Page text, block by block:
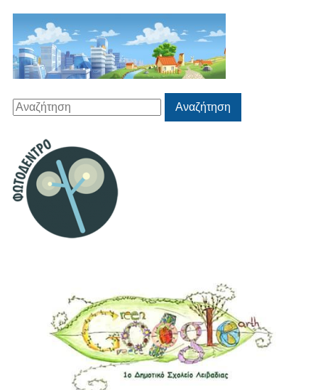
Αναζήτηση
για:
Αναζήτηση